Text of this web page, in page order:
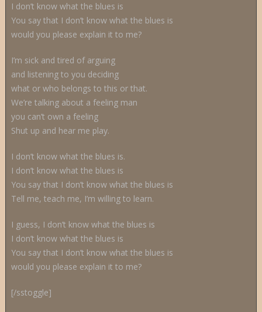
I don’t know what the blues is
You say that I don’t know what the blues is
would you please explain it to me?
I’m sick and tired of arguing
and listening to you deciding
what or who belongs to this or that.
We’re talking about a feeling man
you can’t own a feeling
Shut up and hear me play.
I don’t know what the blues is.
I don’t know what the blues is
You say that I don’t know what the blues is
Tell me, teach me, I’m willing to learn.
I guess, I don’t know what the blues is
I don’t know what the blues is
You say that I don’t know what the blues is
would you please explain it to me?
[/sstoggle]